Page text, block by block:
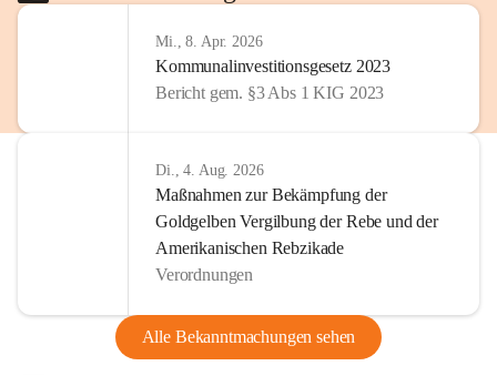
Mi., 8. Apr. 2026
Kommunalinvestitionsgesetz 2023
Bericht gem. §3 Abs 1 KIG 2023
Di., 4. Aug. 2026
Maßnahmen zur Bekämpfung der
Goldgelben Vergilbung der Rebe und der
Amerikanischen Rebzikade
Verordnungen
Alle Bekanntmachungen sehen